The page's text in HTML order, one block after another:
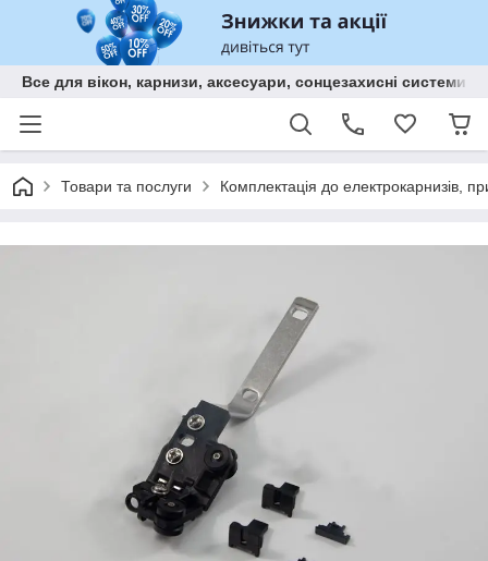
Все для вікон, карнизи, аксесуари, сонцезахисні
Товари та послуги Комплектація до електрокарнизів,